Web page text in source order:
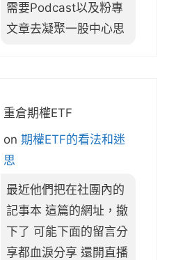
需要Podcast以及粉專
文章去凝聚一股中心思
重倉期權ETF
on 期權ETF的看法和迷
思
最近他們把在社團內的
記事本 這篇的網址，撤
下了 可能下面的留言分
享都血淚分享 還開直播